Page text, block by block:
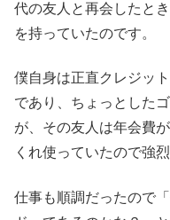
代の友人と再会したと
を持っていたのです。
僕自身は正直クレジッ
であり、ちょっとした
が、その友人は年会費
くれ使っていたので強
仕事も順調だったので